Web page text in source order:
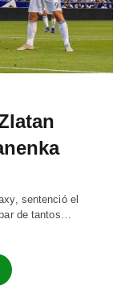
sentenció el
de tantos…